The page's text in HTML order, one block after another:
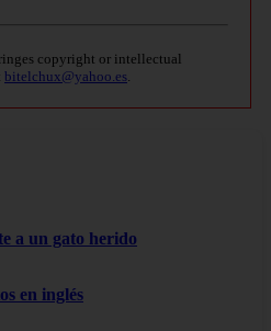
copyright or intellectual
bitelchux@yahoo.es.
a un gato herido
en inglés